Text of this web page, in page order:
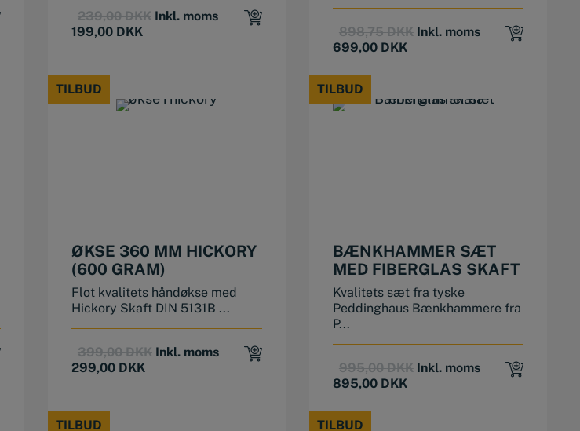
239,00DKK Original
199,00 DKK
Current
Inkl. moms
898,75DKK Original
699,00 DKK
Current
Inkl. moms
TILBUD
TILBUD
ØKSE 360 MM HICKORY
(600 GRAM)
Flot kvalitets håndøkse med
Hickory Skaft DIN 5131B ...
399,00DKK Original
299,00 DKK
Current
Inkl. moms
TILBUD
TILBUD
BÆNKHAMMER SÆT
MED FIBERGLAS SKAFT
Kvalitets sæt fra tyske
Peddinghaus Bænkhammere fra
P...
995,00DKK Original
895,00 DKK
Current
Inkl. moms
TILBUD TILBUD